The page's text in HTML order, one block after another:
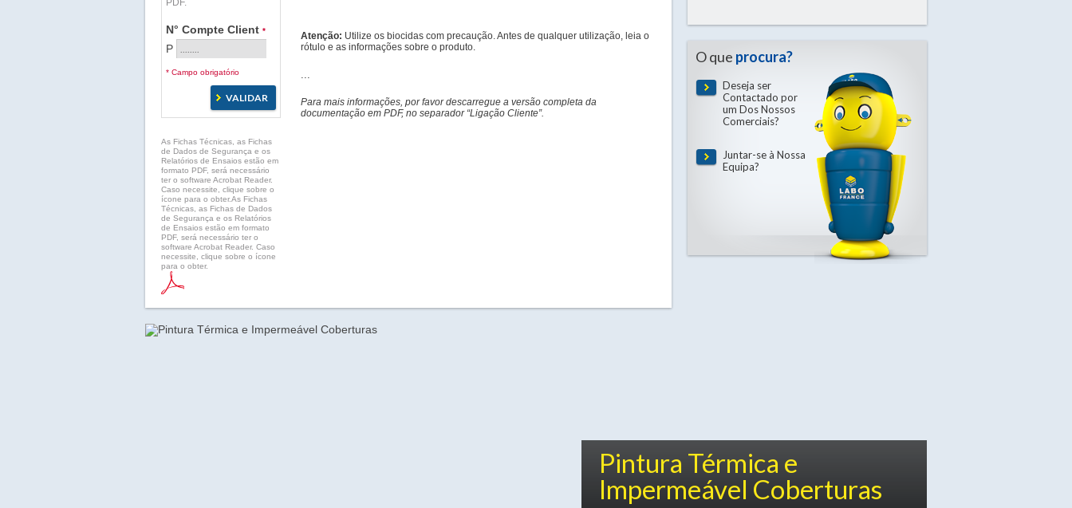
PDF.
N° Compte Client *
P
* Campo obrigatório
As Fichas Técnicas, as Fichas
de Dados de Segurança e os
Relatórios de Ensaios estão em
formato PDF, será necessário
ter o software Acrobat Reader.
Caso necessite, clique sobre o
ícone para o obter.As Fichas
Técnicas, as Fichas de Dados
de Segurança e os Relatórios
de Ensaios estão em formato
PDF, será necessário ter o
software Acrobat Reader. Caso
necessite, clique sobre o ícone
para o obter.
Atenção: Utilize os biocidas com precaução. Antes de qualquer utilização, leia o
rótulo e as informações sobre o produto.
...
Para mais informações, por favor descarregue a versão completa da
documentação em PDF, no separador “Ligação Cliente”.
O que procura?
Deseja ser
Contactado por
um Dos Nossos
Comerciais?
Juntar-se à Nossa
Equipa?
Pintura Térmica e
Impermeável Coberturas